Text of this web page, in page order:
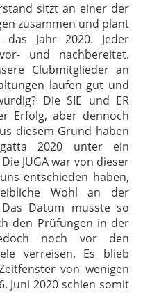
sitzt an einer der
zusammen und plant
Jahr 2020. Jeder
und nachbereitet.
Clubmitglieder an
laufen gut und
Die SIE und ER
Erfolg, aber dennoch
diesem Grund haben
2020 unter ein
JUGA war von dieser
entschieden haben,
Wohl an der
Datum musste so
den Prüfungen in der
noch vor den
verreisen. Es blieb
von wenigen
Juni 2020 schien somit